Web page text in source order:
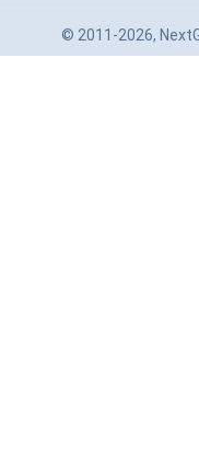
© 2011-2026,